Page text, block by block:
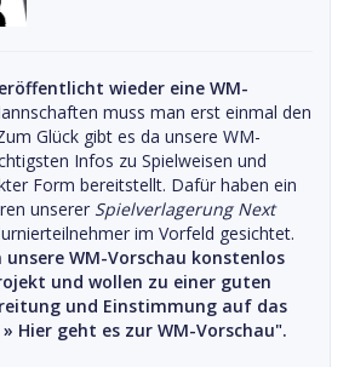
wieder eine WM-
muss man erst einmal den
Glück gibt es da unsere WM-
Infos zu Spielweisen und
Form bereitstellt. Dafür haben ein
unserer Spielverlagerung Next
im Vorfeld gesichtet.
WM-Vorschau konstenlos
und wollen zu einer guten
und Einstimmung auf das
Hier geht es zur WM-Vorschau".